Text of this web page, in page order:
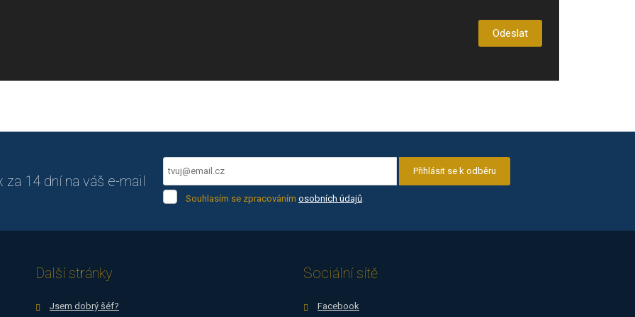
Odeslat
14 dní na váš e-mail
Souhlasím
osobních
Souhlasím se zpracovánímosobních údajů
Přihlásit se k odběru
Další stránky
Jsem dobrý šéf?
Sociální sítě
Facebook